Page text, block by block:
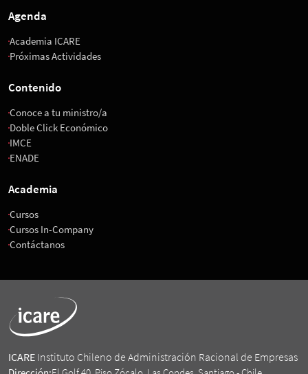
Agenda
Academia ICARE
Próximas Actividades
Contenido
Conoce a tu ministro/a
Doble Click Económico
IMCE
ENADE
Academia
Cursos
Cursos In-Company
Contáctanos
ICARE Instituto Chileno de Administración Racional de Empresas